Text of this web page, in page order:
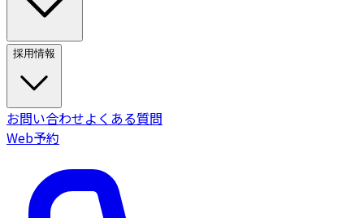
採用情報
お問い合わせよくある質問
Web予約